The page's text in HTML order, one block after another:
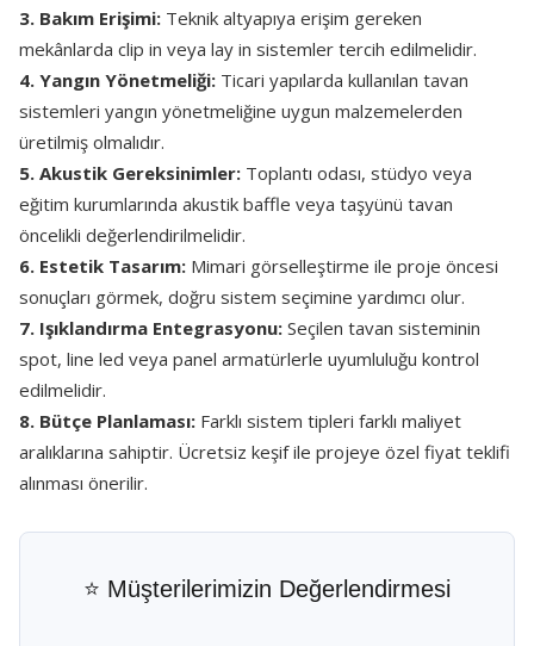
3. Bakım Erişimi: Teknik altyapıya erişim gereken
mekânlarda clip in veya lay in sistemler tercih edilmelidir.
4. Yangın Yönetmeliği: Ticari yapılarda kullanılan tavan
sistemleri yangın yönetmeliğine uygun malzemelerden
üretilmiş olmalıdır.
5. Akustik Gereksinimler: Toplantı odası, stüdyo veya
eğitim kurumlarında akustik baffle veya taşyünü tavan
öncelikli değerlendirilmelidir.
6. Estetik Tasarım: Mimari görselleştirme ile proje öncesi
sonuçları görmek, doğru sistem seçimine yardımcı olur.
7. Işıklandırma Entegrasyonu: Seçilen tavan sisteminin
spot, line led veya panel armatürlerle uyumluluğu kontrol
edilmelidir.
8. Bütçe Planlaması: Farklı sistem tipleri farklı maliyet
aralıklarına sahiptir. Ücretsiz keşif ile projeye özel fiyat teklifi
alınması önerilir.
⭐ Müşterilerimizin Değerlendirmesi